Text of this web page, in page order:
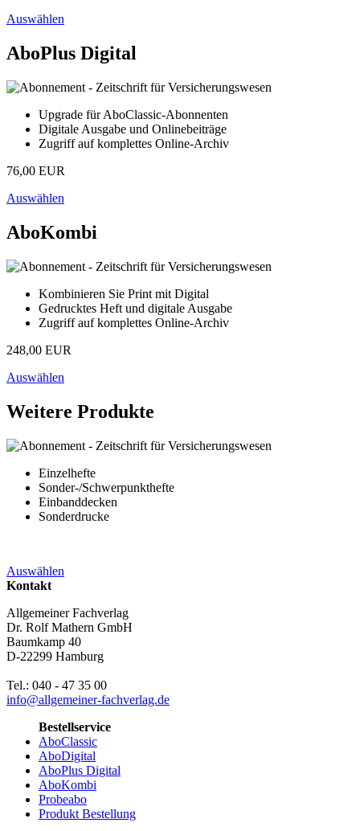
Auswählen
AboPlus Digital
Upgrade für AboClassic-Abonnenten
Digitale Ausgabe und Onlinebeiträge
Zugriff auf komplettes Online-Archiv
76,00 EUR
Auswählen
AboKombi
Kombinieren Sie Print mit Digital
Gedrucktes Heft und digitale Ausgabe
Zugriff auf komplettes Online-Archiv
248,00 EUR
Auswählen
Weitere Produkte
Einzelhefte
Sonder-/Schwerpunkthefte
Einbanddecken
Sonderdrucke
Auswählen
Kontakt
Allgemeiner Fachverlag
Dr. Rolf Mathern GmbH
Baumkamp 40
D-22299 Hamburg
Tel.: 040 - 47 35 00
info@allgemeiner-fachverlag.de
Bestellservice
AboClassic
AboDigital
AboPlus Digital
AboKombi
Probeabo
Produkt Bestellung